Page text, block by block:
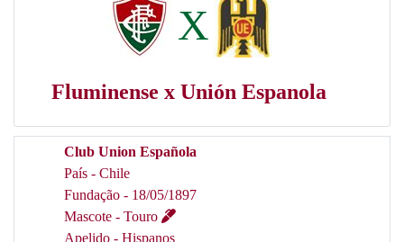
X
Fluminense x Unión Espanola
Club Union Española
País - Chile
Fundação - 18/05/1897
Mascote - Touro
Apelido - Hispanos